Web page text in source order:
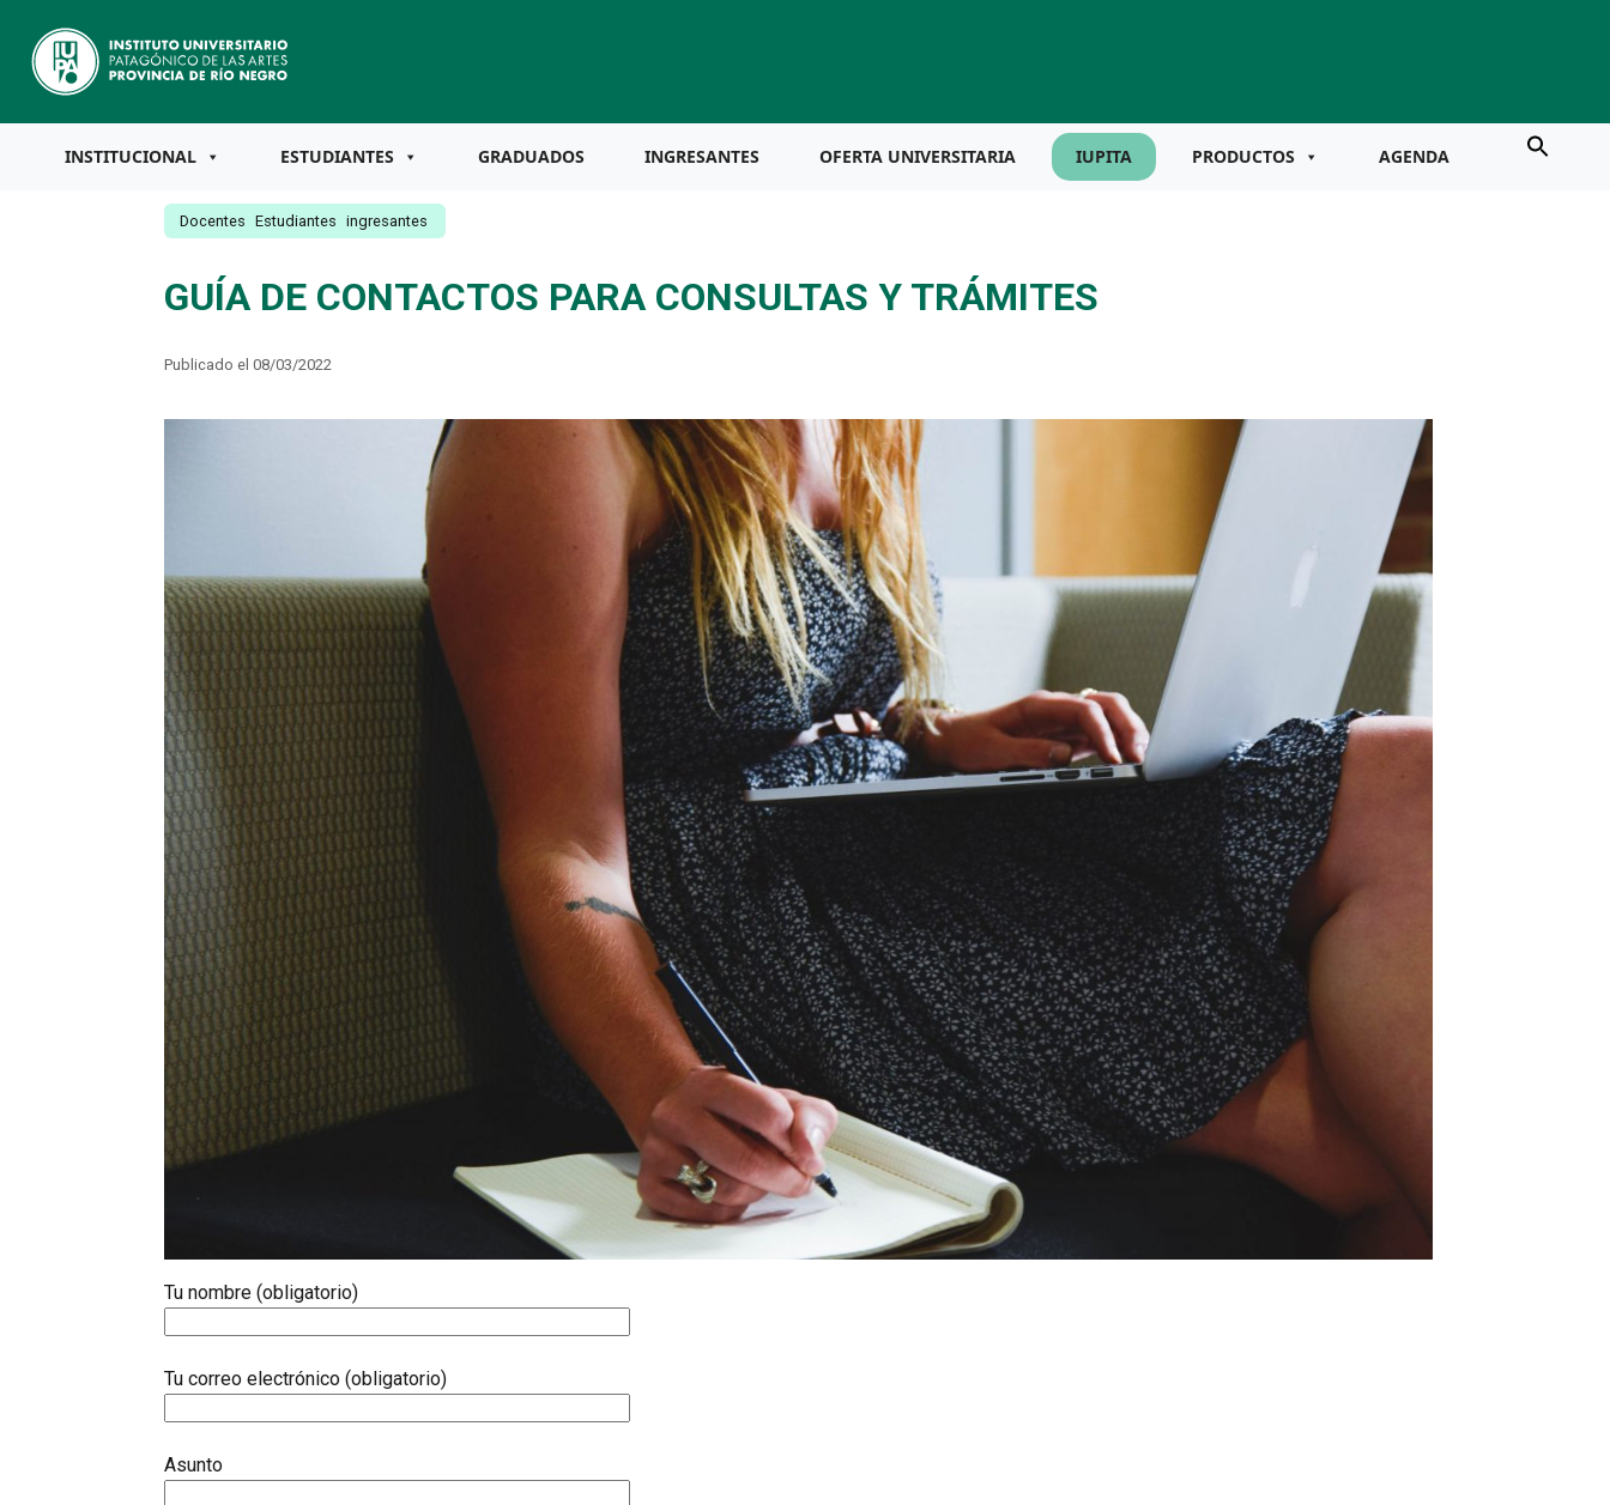
INSTITUCIONAL ESTUDIANTES GRADUADOS INGRESANTES OFERTA UNIVERSITARIA IUPITA PRODUCTOS AGENDA
Docentes Estudiantes ingresantes
GUÍA DE CONTACTOS PARA CONSULTAS Y TRÁMITES
Publicado el 08/03/2022
Tu nombre (obligatorio)
Tu correo electrónico (obligatorio)
Asunto